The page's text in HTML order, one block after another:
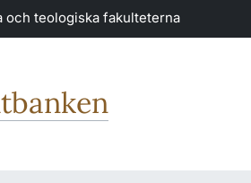
och teologiska fakulteterna